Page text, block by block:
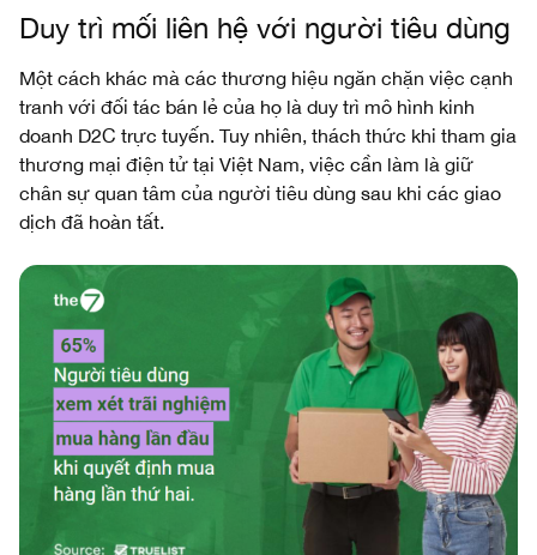
Duy trì mối liên hệ với người tiêu dùng
Một cách khác mà các thương hiệu ngăn chặn việc cạnh
tranh với đối tác bán lẻ của họ là duy trì mô hình kinh
doanh D2C trực tuyến. Tuy nhiên, thách thức khi tham gia
thương mại điện tử tại Việt Nam, việc cần làm là giữ
chân sự quan tâm của người tiêu dùng sau khi các giao
dịch đã hoàn tất.